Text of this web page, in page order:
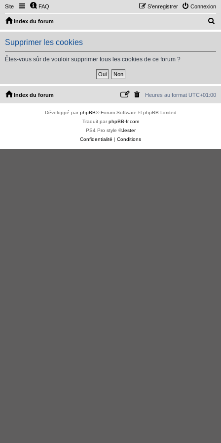
Site FAQ Connexion
S’enregistrer
Index du forum
e
h
Supprimer les cookies
Êtes-vous sûr de vouloir supprimer tous les cookies de ce forum ?
Index du forum Heures au format UTC+01:00
Développé parphpBB® Forum Software © phpBB Limited
Traduit parphpBB-fr.com
PS4 Pro style ©Jester
Confidentialité | Conditions